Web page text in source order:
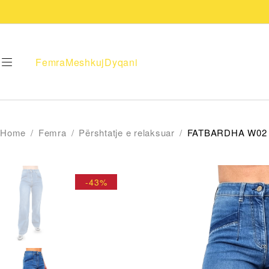
FemraMeshkujDyqani
Home / Femra / Përshtatje e relaksuar / FATBARDHA W02
-43%